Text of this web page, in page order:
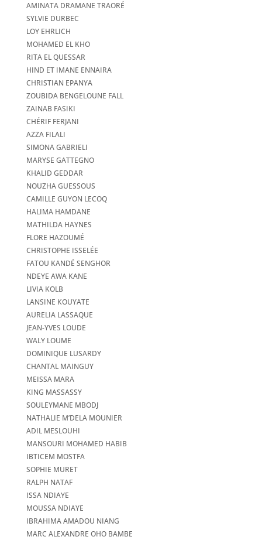
AMINATA DRAMANE TRAORÉ
SYLVIE DURBEC
LOY EHRLICH
MOHAMED EL KHO
RITA EL QUESSAR
HIND ET IMANE ENNAIRA
CHRISTIAN EPANYA
ZOUBIDA BENGELOUNE FALL
ZAINAB FASIKI
CHÉRIF FERJANI
AZZA FILALI
SIMONA GABRIELI
MARYSE GATTEGNO
KHALID GEDDAR
NOUZHA GUESSOUS
CAMILLE GUYON LECOQ
HALIMA HAMDANE
MATHILDA HAYNES
FLORE HAZOUMÉ
CHRISTOPHE ISSELÉE
FATOU KANDÉ SENGHOR
NDEYE AWA KANE
LIVIA KOLB
LANSINE KOUYATE
AURELIA LASSAQUE
JEAN-YVES LOUDE
WALY LOUME
DOMINIQUE LUSARDY
CHANTAL MAINGUY
MEISSA MARA
KING MASSASSY
SOULEYMANE MBODJ
NATHALIE M’DELA MOUNIER
ADIL MESLOUHI
MANSOURI MOHAMED HABIB
IBTICEM MOSTFA
SOPHIE MURET
RALPH NATAF
ISSA NDIAYE
MOUSSA NDIAYE
IBRAHIMA AMADOU NIANG
MARC ALEXANDRE OHO BAMBE